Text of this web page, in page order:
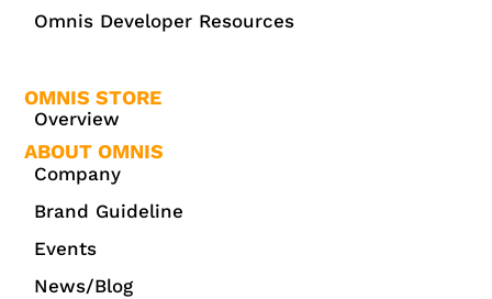
Omnis Developer Resources
OMNIS STORE
Overview
ABOUT OMNIS
Company
Brand Guideline
Events
News/Blog